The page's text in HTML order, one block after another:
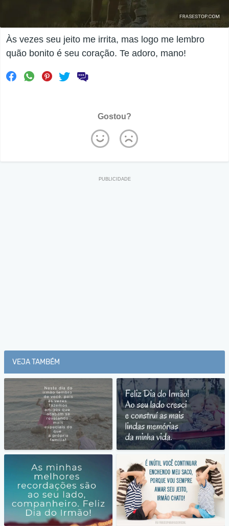
Às vezes seu jeito me irrita, mas logo me lembro
quão bonito é seu coração. Te adoro, mano!
Gostou?
VEJA TAMBÉM